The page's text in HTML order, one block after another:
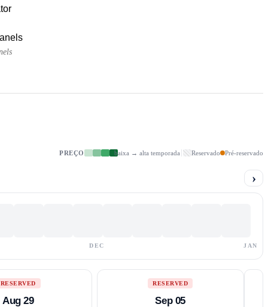
PREÇO baixa → alta temporada Reservado Pré-reservado
›
DEC JAN
RESERVED
Aug 29
RESERVED
Sep 05